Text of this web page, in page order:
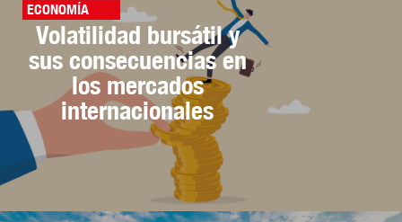
ECONOMÍA
Volatilidad bursátil y
sus consecuencias en
los mercados
internacionales